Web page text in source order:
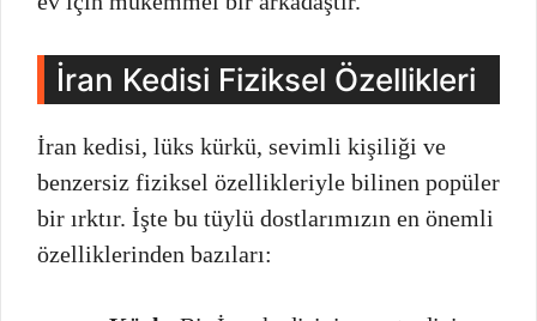
İran Kedisi Fiziksel Özellikleri
İran kedisi, lüks kürkü, sevimli kişiliği ve
benzersiz fiziksel özellikleriyle bilinen popüler
bir ırktır. İşte bu tüylü dostlarımızın en önemli
özelliklerinden bazıları: